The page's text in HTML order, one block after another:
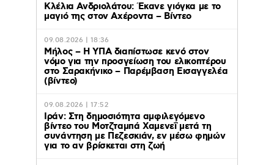
Κλέλια Ανδριολάτου: Έκανε γιόγκα με το
μαγιό της στον Αχέροντα – Βίντεο
09.08.2026 | 18:36
Μήλος – Η ΥΠΑ διαπίστωσε κενό στον
νόμο για την προσγείωση του ελικοπτέρου
στο Σαρακήνικο – Παρέμβαση Εισαγγελέα
(βίντεο)
09.08.2026 | 17:52
Ιράν: Στη δημοσιότητα αμφιλεγόμενο
βίντεο του Μοτζταμπά Χαμενεΐ μετά τη
συνάντηση με Πεζεσκιάν, εν μέσω φημών
για το αν βρίσκεται στη ζωή